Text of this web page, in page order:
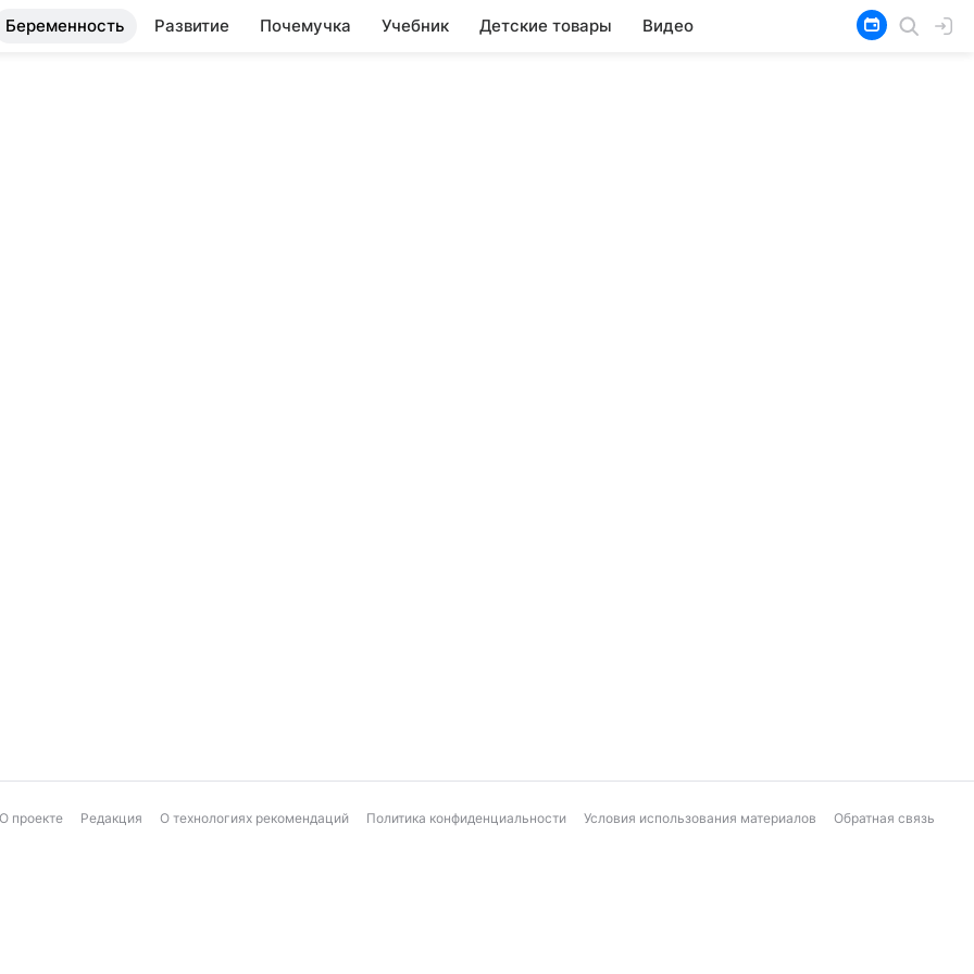
Беременность Развитие Почемучка Учебник Детские товары Видео
О проекте Редакция О технологиях рекомендаций Политика конфиденциальности Условия использования материалов Обратная связь